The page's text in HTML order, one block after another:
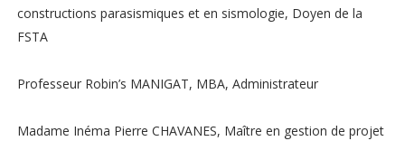
constructions parasismiques et en sismologie, Doyen de la
FSTA
Professeur Robin’s MANIGAT, MBA, Administrateur
Madame Inéma Pierre CHAVANES, Maître en gestion de projet